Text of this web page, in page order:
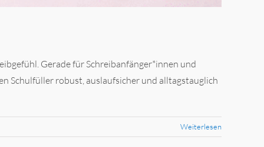
Gerade für Schreibanfänger*innen und
Schulfüller robust, auslaufsicher und alltagstauglich
Weiterlesen